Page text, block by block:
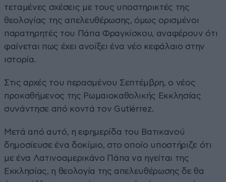
τεταμένες σχέσεις με τους υποστηρικτές της
θεολογίας της απελευθέρωσης, όμως ορισμένοι
παρατηρητές του Πάπα Φραγκίσκου, αναφέρουν ότι
φαίνεται πως έχει ανοίξει ένα νέο κεφάλαιο στην
ιστορία.
Στις αρχές του περασμένου Σεπτέμβρη, ο νέος
προκαθήμενος της Ρωμαιοκαθολικής Εκκλησίας
συνάντησε από κοντά τον Gutiérrez.
Μετά από αυτό, η εφημερίδα του Βατικανού
δημοσίευσε ένα δοκίμιο, στο οποίο υποστήριζε ότι
με ένα Λατινοαμερικάνο Πάπα να ηγείται της
Εκκλησίας, η θεολογία της απελευθέρωσης δε θα